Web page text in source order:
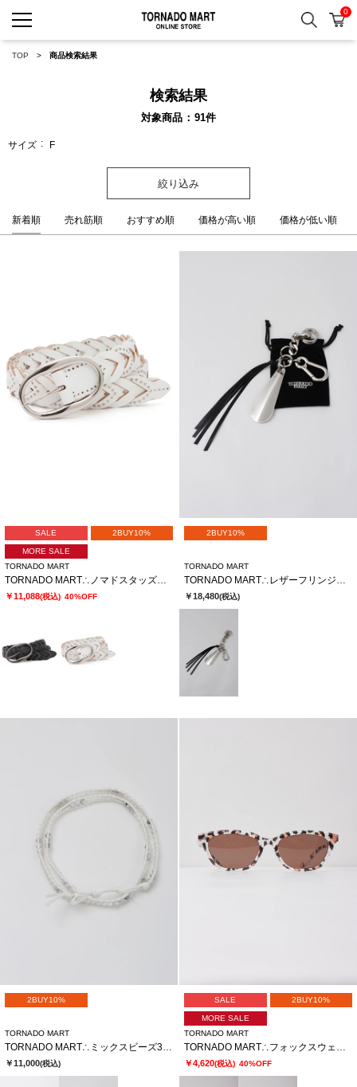
検索 カ
0
TOP 商品検索結果
検索結果
対象商品 91件
サイズ F
絞り込み
新着順 売れ筋順 おすすめ順 価格が高い順 価格が低い順
SALE 2BUY10%
MORE SALE
TORNADO MART
￥11,088(税込) 40%OFF
2BUY10%
TORNADO MART
￥18,480(税込)
2BUY10%
TORNADO MART
TORNADO MART∴ミックスビーズ3連ラップブレス
￥11,000(税込)
SALE 2BUY10%
MORE SALE
TORNADO MART
TORNADO MART∴フォックスウェリントンサングラス
￥4,620(税込) 40%OFF